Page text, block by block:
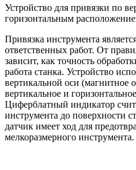
Устройство для привязки по
горизонтальным
Привязка инструмента
ответственных работ. От
зависит, как точность
работа станка. Устройство
вертикальной оси (магнитное
вертикальное и
Циферблатный индикатор
инструмента до поверхности
датчик имеет ход для
мелкоразмерного инструмента.